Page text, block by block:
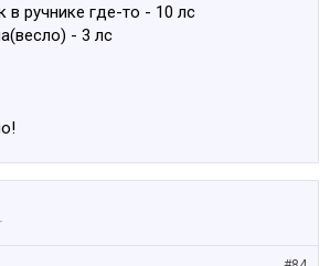
в ручнике где-то - 10 лс
- 3 лс